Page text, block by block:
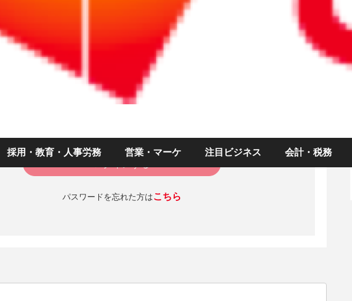
採用・教育・人事労務 営業・マーケ 注目ビジネス 会計・税務
続きをお読みになるにはログインが必要です。
ID（メールアドレス）
ログインを維持する
パスワードを忘れた方はこちら